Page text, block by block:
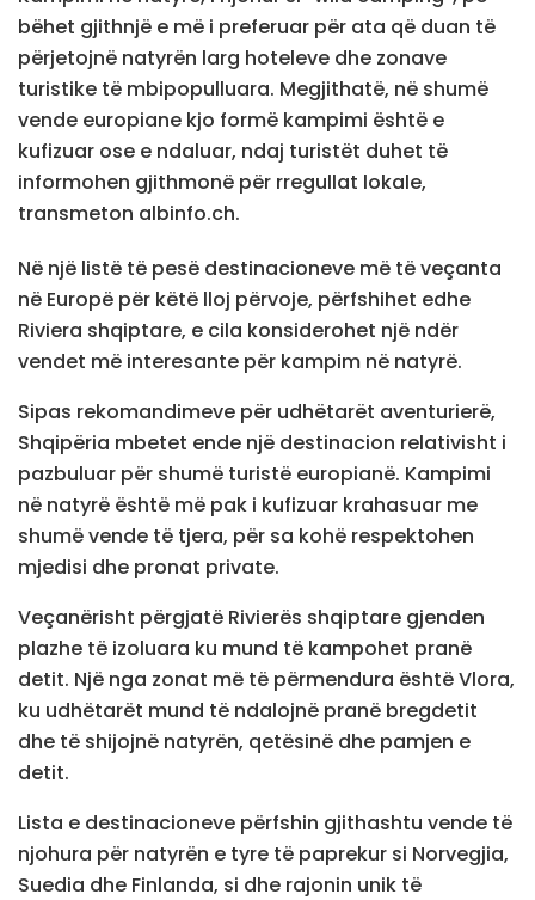
bëhet gjithnjë e më i preferuar për ata që duan të
përjetojnë natyrën larg hoteleve dhe zonave
turistike të mbipopulluara. Megjithatë, në shumë
vende europiane kjo formë kampimi është e
kufizuar ose e ndaluar, ndaj turistët duhet të
informohen gjithmonë për rregullat lokale,
transmeton albinfo.ch.
Në një listë të pesë destinacioneve më të veçanta
në Europë për këtë lloj përvoje, përfshihet edhe
Riviera shqiptare, e cila konsiderohet një ndër
vendet më interesante për kampim në natyrë.
Sipas rekomandimeve për udhëtarët aventurierë,
Shqipëria mbetet ende një destinacion relativisht i
pazbuluar për shumë turistë europianë. Kampimi
në natyrë është më pak i kufizuar krahasuar me
shumë vende të tjera, për sa kohë respektohen
mjedisi dhe pronat private.
Veçanërisht përgjatë Rivierës shqiptare gjenden
plazhe të izoluara ku mund të kampohet pranë
detit. Një nga zonat më të përmendura është Vlora,
ku udhëtarët mund të ndalojnë pranë bregdetit
dhe të shijojnë natyrën, qetësinë dhe pamjen e
detit.
Lista e destinacioneve përfshin gjithashtu vende të
njohura për natyrën e tyre të paprekur si Norvegjia,
Suedia dhe Finlanda, si dhe rajonin unik të